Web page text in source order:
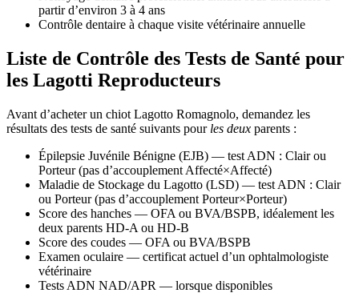
partir d’environ 3 à 4 ans
Contrôle dentaire à chaque visite vétérinaire annuelle
Liste de Contrôle des Tests de Santé pour
les Lagotti Reproducteurs
Avant d’acheter un chiot Lagotto Romagnolo, demandez les
résultats des tests de santé suivants pour les deux parents :
Épilepsie Juvénile Bénigne (EJB) — test ADN : Clair ou
Porteur (pas d’accouplement Affecté×Affecté)
Maladie de Stockage du Lagotto (LSD) — test ADN : Clair
ou Porteur (pas d’accouplement Porteur×Porteur)
Score des hanches — OFA ou BVA/BSPB, idéalement les
deux parents HD-A ou HD-B
Score des coudes — OFA ou BVA/BSPB
Examen oculaire — certificat actuel d’un ophtalmologiste
vétérinaire
Tests ADN NAD/APR — lorsque disponibles